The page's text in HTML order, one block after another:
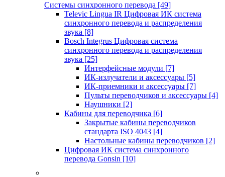
Системы синхронного перевода [49]
Televic Lingua IR Цифровая ИК система
синхронного перевода и распределения
звука [8]
Bosch Integrus Цифровая система
синхронного перевода и распределения
звука [25]
Интерфейсные модули [7]
ИК-излучатели и аксессуары [5]
ИК-приемники и аксессуары [7]
Пульты переводчиков и аксессуары [4]
Наушники [2]
Кабины для переводчика [6]
Закрытые кабины переводчиков
стандарта ISO 4043 [4]
Настольные кабины переводчиков [2]
Цифровая ИК система синхронного
перевода Gonsin [10]